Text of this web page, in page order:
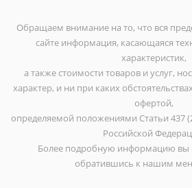
Обращаем внимание на то, что вся
сайте информация, касающаяся
характеристик,
а также стоимости товаров и услуг,
характер, и ни при каких
офертой,
определяемой положениями Статьи 437
Российской
Более подробную информацию вы
обратившись к нашим